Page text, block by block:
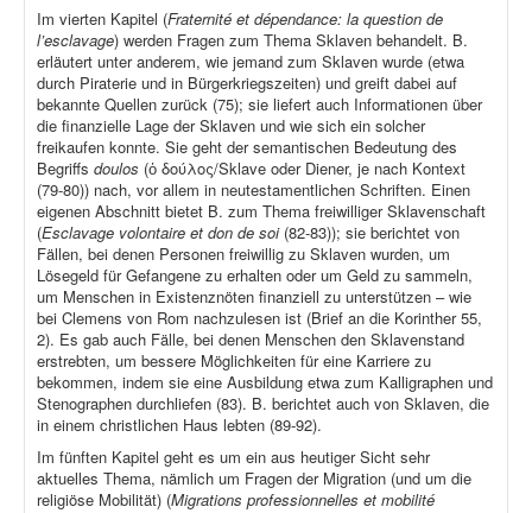
Im vierten Kapitel (Fraternité et dépendance: la question de
l’esclavage) werden Fragen zum Thema Sklaven behandelt. B.
erläutert unter anderem, wie jemand zum Sklaven wurde (etwa
durch Piraterie und in Bürgerkriegszeiten) und greift dabei auf
bekannte Quellen zurück (75); sie liefert auch Informationen über
die finanzielle Lage der Sklaven und wie sich ein solcher
freikaufen konnte. Sie geht der semantischen Bedeutung des
Begriffs doulos (ὁ δούλος/Sklave oder Diener, je nach Kontext
(79-80)) nach, vor allem in neutestamentlichen Schriften. Einen
eigenen Abschnitt bietet B. zum Thema freiwilliger Sklavenschaft
(Esclavage volontaire et don de soi(82-83)); sie berichtet von
Fällen, bei denen Personen freiwillig zu Sklaven wurden, um
Lösegeld für Gefangene zu erhalten oder um Geld zu sammeln,
um Menschen in Existenznöten finanziell zu unterstützen – wie
bei Clemens von Rom nachzulesen ist (Brief an die Korinther 55,
2). Es gab auch Fälle, bei denen Menschen den Sklavenstand
erstrebten, um bessere Möglichkeiten für eine Karriere zu
bekommen, indem sie eine Ausbildung etwa zum Kalligraphen und
Stenographen durchliefen (83). B. berichtet auch von Sklaven, die
in einem christlichen Haus lebten (89-92).
Im fünften Kapitel geht es um ein aus heutiger Sicht sehr
aktuelles Thema, nämlich um Fragen der Migration (und um die
religiöse Mobilität) (Migrations professionnelles et mobilité